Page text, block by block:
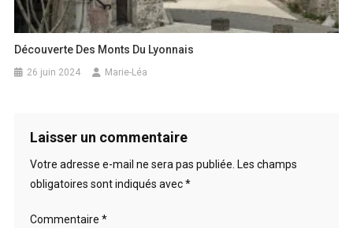
Découverte Des Monts Du Lyonnais
26 juin 2024 Marie-Léa
Laisser un commentaire
Votre adresse e-mail ne sera pas publiée. Les champs
obligatoires sont indiqués avec*
Commentaire *